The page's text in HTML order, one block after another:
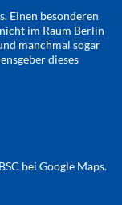
Einen besonderen
im Raum Berlin
manchmal sogar
dieses
bei Google Maps.